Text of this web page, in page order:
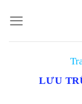
đến
nội
LƯU